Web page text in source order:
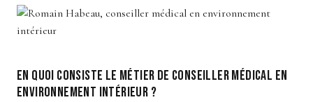
En quoi consiste le métier de conseiller médical en
environnement intérieur ?